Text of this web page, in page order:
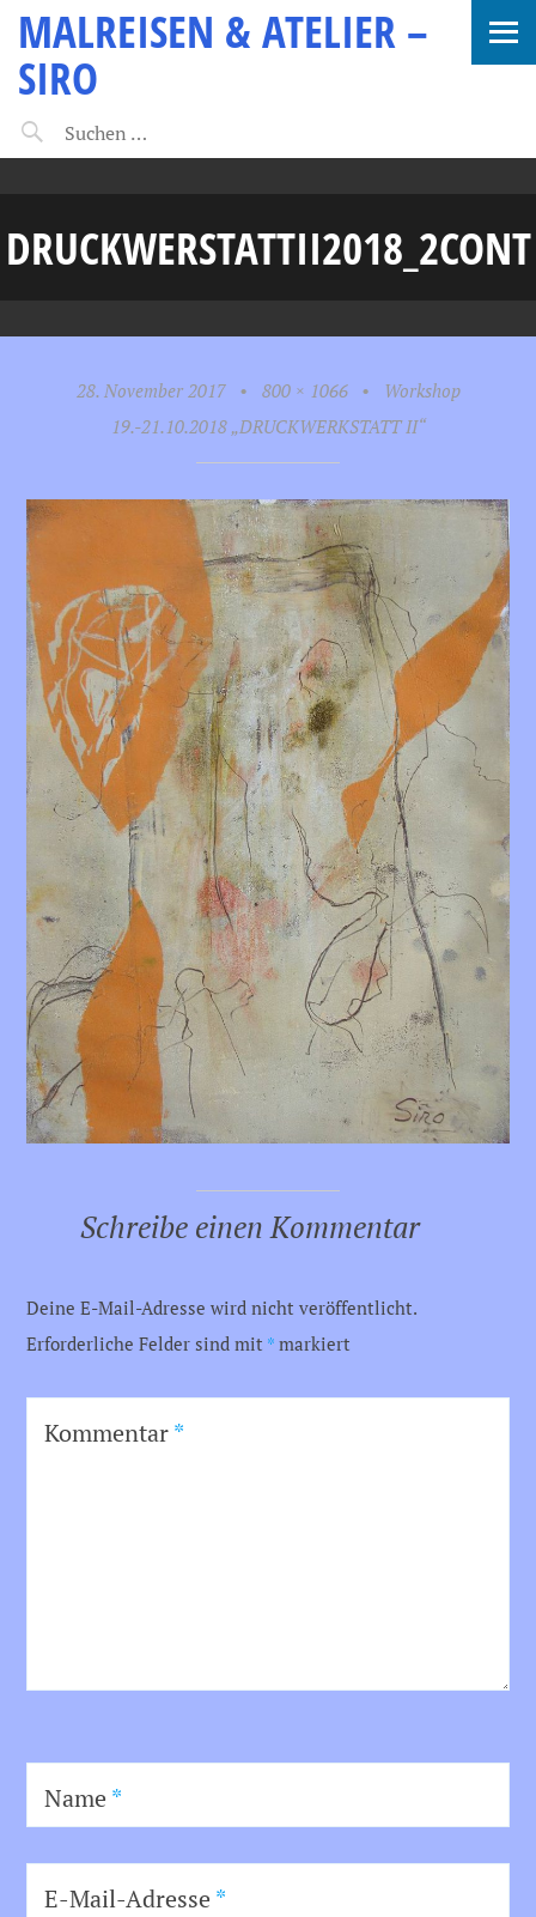
MALREISEN & ATELIER –
SIRO
DRUCKWERSTATTII2018_2CONT
28. November 2017 • 800 × 1066 •
Workshop
19.-21.10.2018 „DRUCKWERKSTATT II“
Schreibe einen Kommentar
Deine E-Mail-Adresse wird nicht veröffentlicht.
Erforderliche Felder sind mit * markiert
Kommentar*
Name *
E-Mail-Adresse *